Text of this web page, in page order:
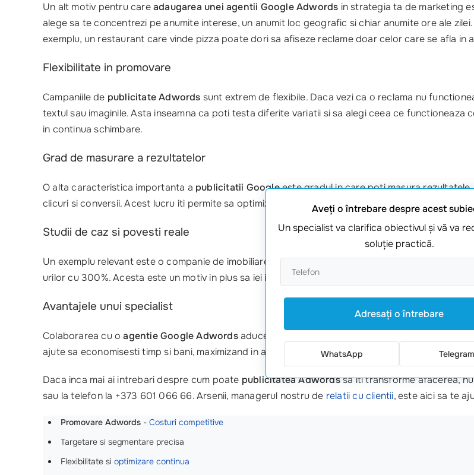
Un alt motiv pentru careadaugarea unei agentii Google Adwords in strategia ta de marketing
alege sa te concentrezi pe anumite interese, un anumit loc geografic si chiar anumite ore ale
exemplu, un restaurant care vinde pizza poate dori sa afiseze reclame doar celor care se afla in
Flexibilitate in promovare
Campaniile de publicitate Adwords sunt extrem de flexibile. Daca vezi ca o reclama nu
textul sau imaginile. Asta inseamna ca poti testa diferite variatii si sa alegi ceea ce functioneaza
in continua schimbare.
Grad de masurare a rezultatelor
O alta caracteristica importanta a publicitatii Googleeste gradul in care poti masura
clicuri si conversii. Acest lucru iti permite sa optimizezi eficient campaniile, ceea ce este esential
Studii de caz si povesti reale
Un exemplu relevant este o companie de imobiliare care a folositservicii Adwordspentru a-si
urilor cu 300%. Acesta este un motiv in plus sa iei in considerare
Avantajele unui specialist
Colaborarea cu oagentie Google Adwordsaduce expertiza si strategii dovedite de succes.
ajute sa economisesti timp si bani, maximizand in acelasi timp rezultatele.
Daca inca mai ai intrebari despre cum poate publicitatea Adwordssa iti transforme afacerea,
sau la telefon la +373 601 066 66. Arsenii, managerul nostru de relatii cu clientii, este aici sa te
Promovare Adwords - Costuri competitive
Targetare si segmentare precisa
Flexibilitate si optimizare continua
Aveţi o întrebare despre acest
Un specialist va clarifica obiectivul şi vă va
soluţie practică.
Adresaţi o întrebare
WhatsApp Telegram